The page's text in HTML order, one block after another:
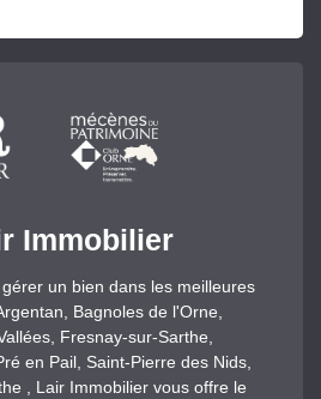
Immobilier
un bien dans les meilleures
Bagnoles de l'Orne,
Fresnay-sur-Sarthe,
en Pail, Saint-Pierre des Nids,
, Lair Immobilier vous offre le